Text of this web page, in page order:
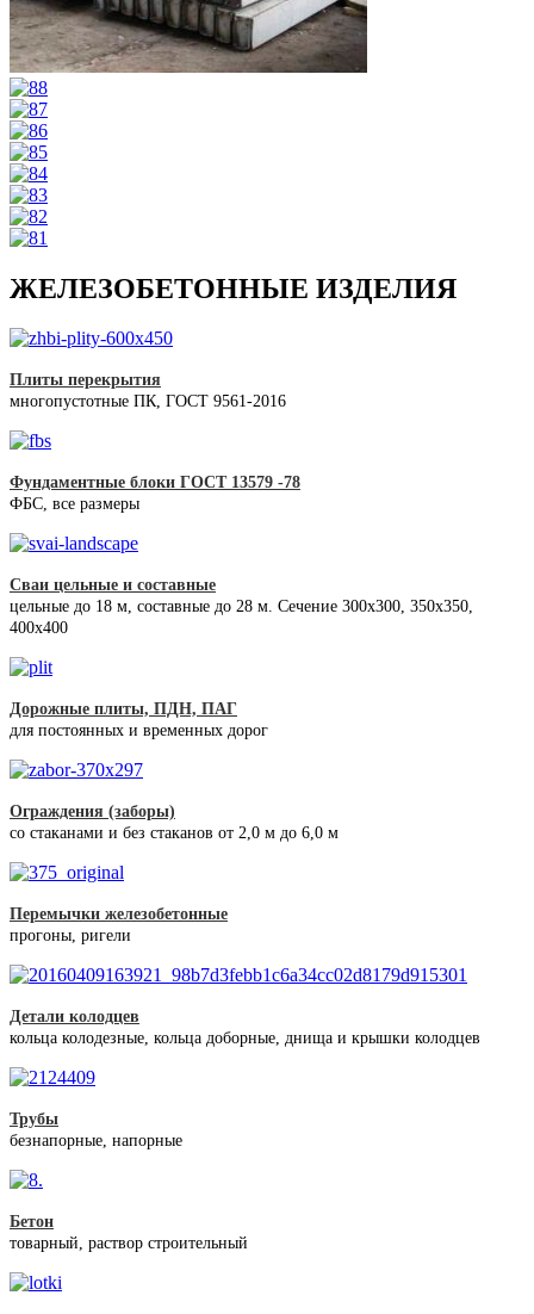
ЖЕЛЕЗОБЕТОННЫЕ ИЗДЕЛИЯ
Плиты перекрытия
многопустотные ПК, ГОСТ 9561-2016
Фундаментные блоки ГОСТ 13579 -78
ФБС, все размеры
Сваи цельные и составные
цельные до 18 м, составные до 28 м. Сечение 300x300, 350x350,
400х400
Дорожные плиты, ПДН, ПАГ
для постоянных и временных дорог
Ограждения (заборы)
со стаканами и без стаканов от 2,0 м до 6,0 м
Перемычки железобетонные
прогоны, ригели
Детали колодцев
кольца колодезные, кольца доборные, днища и крышки колодцев
Трубы
безнапорные, напорные
Бетон
товарный, раствор строительный